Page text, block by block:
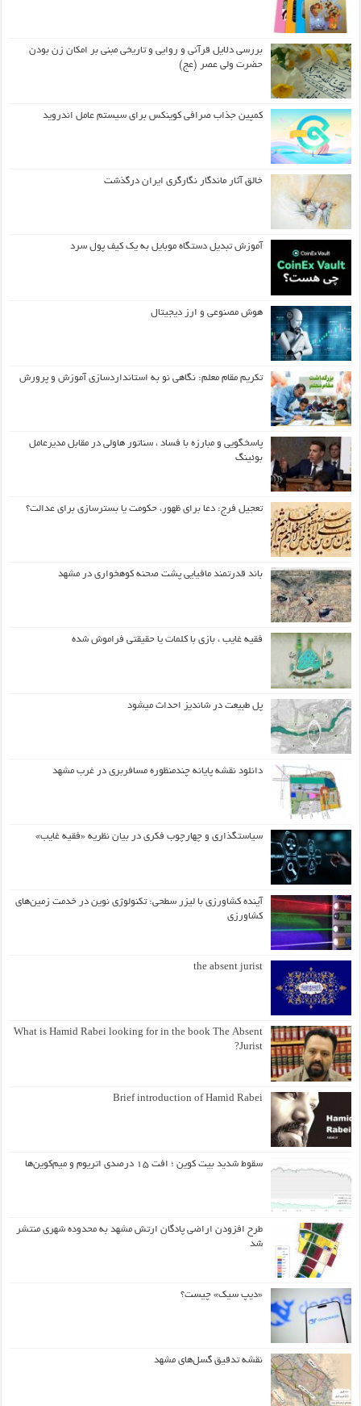
بررسی دلایل قرآنی و روایی و تاریخی مبنی بر امکان زن بودن
حضرت ولی عصر (عج)
کمپین جذاب صرافی کوینکس برای سیستم عامل اندروید
خالق آثار ماندگار نگارگری ایران درگذشت
آموزش تبدیل دستگاه موبایل به یک کیف‌ پول سرد
هوش مصنوعی و ارز دیجیتال
تکریم مقام معلم: نگاهی نو به استانداردسازی آموزش و پرورش
پاسخگویی و مبارزه با فساد ، سناتور هاولی در مقابل مدیرعامل
بوئینگ
تعجیل فرج: دعا برای ظهور، حکومت یا بسترسازی برای عدالت؟
باند قدرتمند مافیایی پشت صحنه کوهخواری در مشهد
فقیه غایب ، بازی با کلمات یا حقیقتی فراموش شده
پل طبیعت در شاندیز احداث میشود
دانلود نقشه پایانه چندمنظوره مسافربری در غرب مشهد
سیاستگذاری و چهارچوب فکری در بیان نظریه «فقیه غایب»
آینده کشاورزی با لیزر سطحی: تکنولوژی نوین در خدمت زمین‌های
کشاورزی
the absent jurist
What is Hamid Rabei looking for in the book The Absent
Jurist?
Brief introduction of Hamid Rabei
سقوط شدید بیت کوین ؛ افت ۱۵ درصدی اتریوم و میم‌کوین‌ها
طرح افزودن اراضی پادگان ارتش مشهد به محدوده شهری منتشر
شد
«دیپ سیک» چیست؟
نقشه تدقیق گسل‌های مشهد